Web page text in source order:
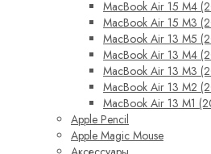
MacBook Air 15 M4
MacBook Air 15 M3
MacBook Air 13 M5
MacBook Air 13 M4
MacBook Air 13 M3
MacBook Air 13 M2
MacBook Air 13 M1
Apple Pencil
Apple Magic Mouse